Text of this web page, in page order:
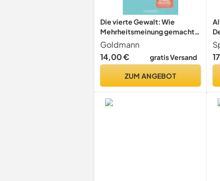
Die vierte Gewalt: Wie
Mehrheitsmeinung gemacht
wird – auch wenn sie keine ist
- Aktualisierte und erweiterte
Ausgabe
Goldmann
14,00 €
gratis Versand
ZUM ANGEBOT